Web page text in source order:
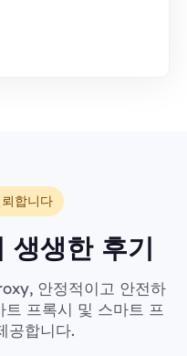
합니다
생생한 후기
안정적이고 안전하
프록시 및 스마트 프
공합니다.